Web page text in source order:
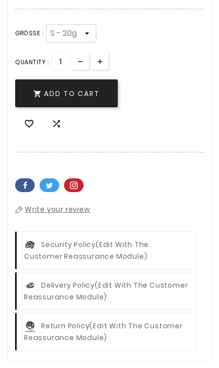
GRÖSSE :
QUANTITY :
 ADD TO CART
 
Write your review
Security Policy(edit With The
Customer Reassurance Module)
Delivery Policy(edit With The Customer
Reassurance Module)
Return Policy(edit With The Customer
Reassurance Module)